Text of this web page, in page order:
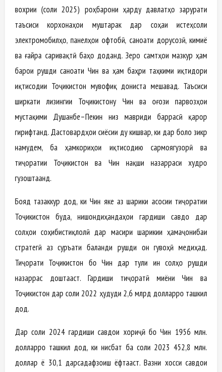
вохӯрии (соли 2025) роҳбарони ҳарду давлатҳо зарурати
таъсиси корхонаҳои муштарак дар соҳаи истеҳсоли
электромобилҳо, панелҳои офтобӣ, саноати дорусозӣ, кимиё
ва ғайра саривақтӣ баҳо доданд. Зеро самтҳои мазкур ҳам
барои рушди саноати Чин ва ҳам баҳри таҳкими иқтидори
иқтисодии Тоҷикистон мувофиқ дониста мешавад. Таъсиси
ширкати лизингии Тоҷикистону Чин ва оғози парвозҳои
мустақими Душанбе–Пекин низ мавриди баррасӣ қарор
гирифтанд. Дастовардҳои сиёсии ду кишвар, ки дар боло зикр
намудем, ба ҳамкориҳои иқтисодию сармоягузорӣ ва
тиҷоратии Тоҷикистон ва Чин нақши назарраси худро
гузоштаанд.
Бояд тазаккур дод, ки Чин яке аз шарики асосии тиҷоратии
Тоҷикистон буда, нишондиҳандаҳои гардиши савдо дар
солҳои соҳибистиқлолӣ дар масири шарикии ҳамаҷонибаи
стратегӣ аз суръати баланди рушди он гувоҳӣ медиҳад.
Тиҷорати Тоҷикистон бо Чин дар тули ин солҳо рушди
назаррас доштааст. Гардиши тиҷоратӣ миёни Чин ва
Тоҷикистон дар соли 2022 ҳудуди 2,6 млрд долларро ташкил
дод.
Дар соли 2024 гардиши савдои хориҷӣ бо Чин 1956 млн.
долларро ташкил дод, ки нисбат ба соли 2023 452,8 млн.
доллар ё 30,1 дарсадафзоиш ёфтааст. Вазни хосси савдои